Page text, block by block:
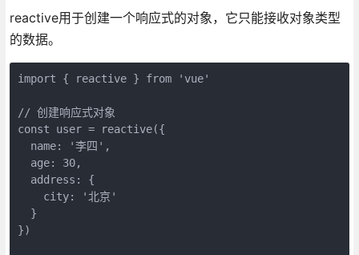
reactive用于创建一个响应式的对象，它只能接收对象类型
的数据。
import { reactive } from 'vue'
// 创建响应式对象
const user = reactive({
  name: '李四',
  age: 30,
  address: {
    city: '北京'
  }
})